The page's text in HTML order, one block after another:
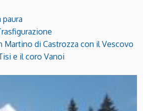
Martino di Castrozza con il Vescovo
e il coro Vanoi